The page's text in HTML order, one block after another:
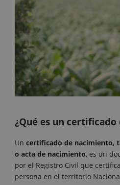
¿Qué es un
Un certificado de nacimiento,
o acta de nacimiento, es un
por el Registro Civil que
persona en el territorio